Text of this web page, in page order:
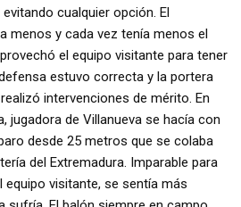
cualquier opción. El
menos y cada vez tenía menos el
el equipo visitante para tener
estuvo correcta y la portera
intervenciones de mérito. En
jugadora de Villanueva se hacía con
desde 25 metros que se colaba
del Extremadura. Imparable para
equipo visitante, se sentía más